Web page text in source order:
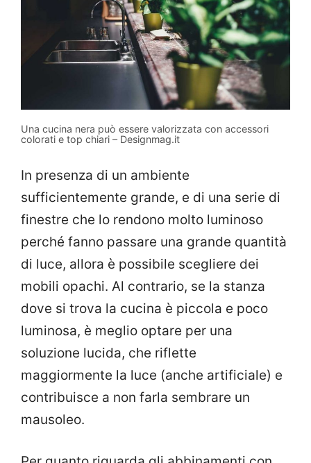
Una cucina nera può essere valorizzata con accessori
colorati e top chiari – Designmag.it
In presenza di un ambiente
sufficientemente grande, e di una serie di
finestre che lo rendono molto luminoso
perché fanno passare una grande quantità
di luce, allora è possibile scegliere dei
mobili opachi. Al contrario, se la stanza
dove si trova la cucina è piccola e poco
luminosa, è meglio optare per una
soluzione lucida, che riflette
maggiormente la luce (anche artificiale) e
contribuisce a non farla sembrare un
mausoleo.